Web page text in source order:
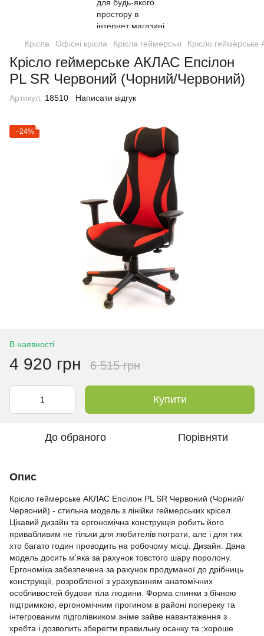
Крісла Офісні крісла Крісла геймерські Крісло
Крісло геймерське АКЛАС Епсілон
PL SR Червоний (Чорний/Червоний)
Артикул: 18510 Написати відгук
−24%
В наявності
4 920 грн 6 515 грн
Купити
До обраного Порівняти
Опис
Крісло геймерське АКЛАС Епсілон PL SR Червоний (Чорний/
Червоний) - стильна модель з лінійки геймерських крісел.
Цікавий дизайн та ергономічна конструкція робить його
привабливим не тільки для любителів пограти, але і для тих
хто багато годин проводить на робочому місці. Дизайн. Дана
модель досить м'яка за рахунок товстого шару поролону.
Ергономіка забезпечена за рахунок продуманої до дрібниць
конструкції, розробленої з урахуванням анатомічних
особливостей будови тіла людини. Форма спинки з бічною
підтримкою, ергономічним прогином в районі попереку та
інтегрованим підголівником зніме зайве навантаження з
хребта і дозволить зберегти правильну осанку та ;хороше